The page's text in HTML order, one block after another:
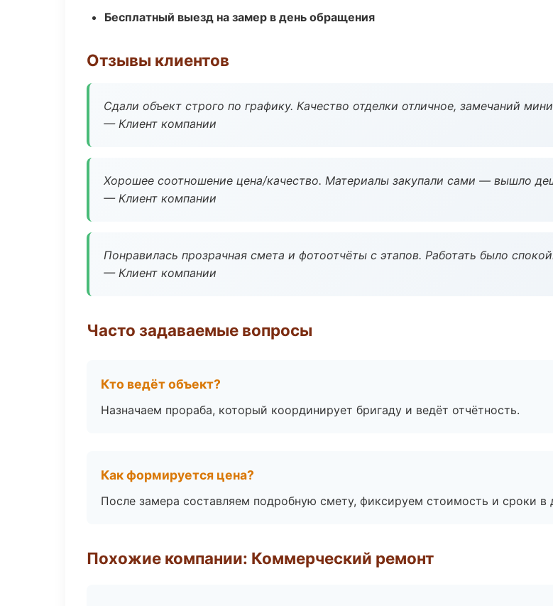
Бесплатный выезд на замер в день обращения
Отзывы клиентов
Сдали объект строго по графику. Качество отделки отличное, замечаний
— Клиент компании
Хорошее соотношение цена/качество. Материалы закупали сами — вышло
— Клиент компании
Понравилась прозрачная смета и фотоотчёты с этапов. Работать было
— Клиент компании
Часто задаваемые вопросы
Кто ведёт объект?
Назначаем прораба, который координирует бригаду и ведёт отчётность.
Как формируется цена?
После замера составляем подробную смету, фиксируем стоимость и сроки в
Похожие компании: Коммерческий ремонт